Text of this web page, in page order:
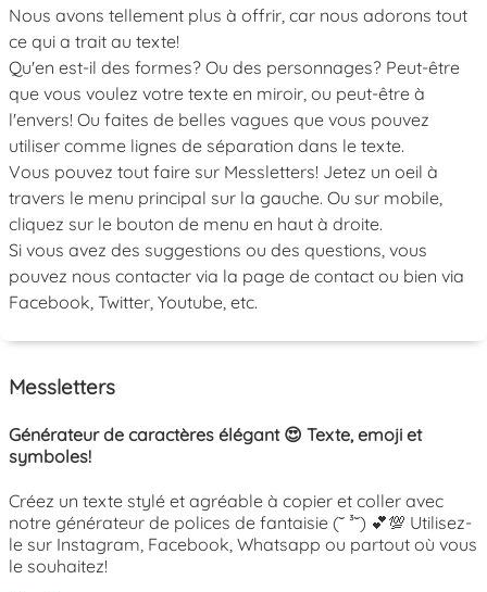
Nous avons tellement plus à offrir, car nous adorons tout
ce qui a trait au texte!
Qu'en est-il des formes? Ou des personnages? Peut-être
que vous voulez votre texte en miroir, ou peut-être à
l'envers! Ou faites de belles vagues que vous pouvez
utiliser comme lignes de séparation dans le texte.
Vous pouvez tout faire sur Messletters! Jetez un oeil à
travers le menu principal sur la gauche. Ou sur mobile,
cliquez sur le bouton de menu en haut à droite.
Si vous avez des suggestions ou des questions, vous
pouvez nous contacter via la page de contact ou bien via
Facebook, Twitter, Youtube, etc.
Messletters
Générateur de caractères élégant 😍 Texte, emoji et
symboles!
Créez un texte stylé et agréable à copier et coller avec
notre générateur de polices de fantaisie (˘ ³˘) 💕💯 Utilisez-
le sur Instagram, Facebook, Whatsapp ou partout où vous
le souhaitez!